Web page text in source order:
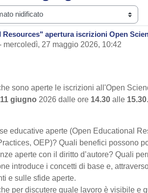
apertura iscrizioni Open
mercoledì, 27 maggio 2026, 10:42
0
sono aperte le iscrizioni all'Open
11 giugno 2026 dalle ore 14.30 alle 15.30.
educative aperte (Open Educational
OEP)? Quali benefici possono
aperte con il diritto d’autore? Quali
introduce i concetti di base e,
e sulle sfide aperte.
per discutere quale lavoro è visibile e